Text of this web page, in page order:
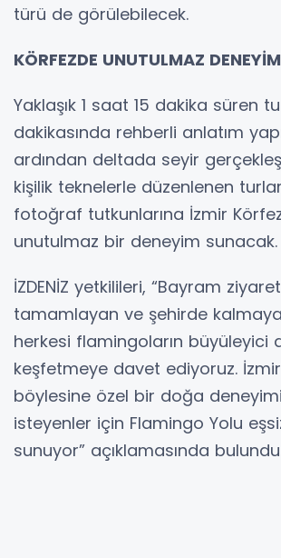
türü de görülebilecek.
KÖRFEZDE UNUTULMAZ DENEYİM
Yaklaşık 1 saat 15 dakika süren
dakikasında rehberli anlatım
ardından deltada seyir
kişilik teknelerle düzenlenen
fotoğraf tutkunlarına İzmir
unutulmaz bir deneyim sunacak.
İZDENİZ yetkilileri, “Bayram
tamamlayan ve şehirde
herkesi flamingoların büyüleyici
keşfetmeye davet ediyoruz.
böylesine özel bir doğa
isteyenler için Flamingo Yolu
sunuyor” açıklamasında